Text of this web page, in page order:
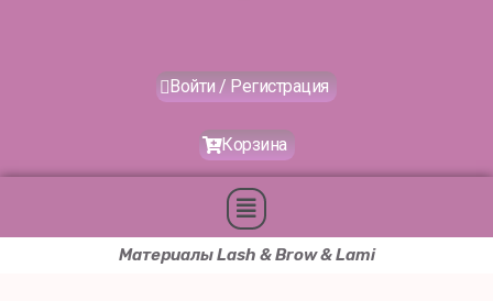
Войти / Регистрация
Корзина
Меню
Материалы Lash & Brow & Lami